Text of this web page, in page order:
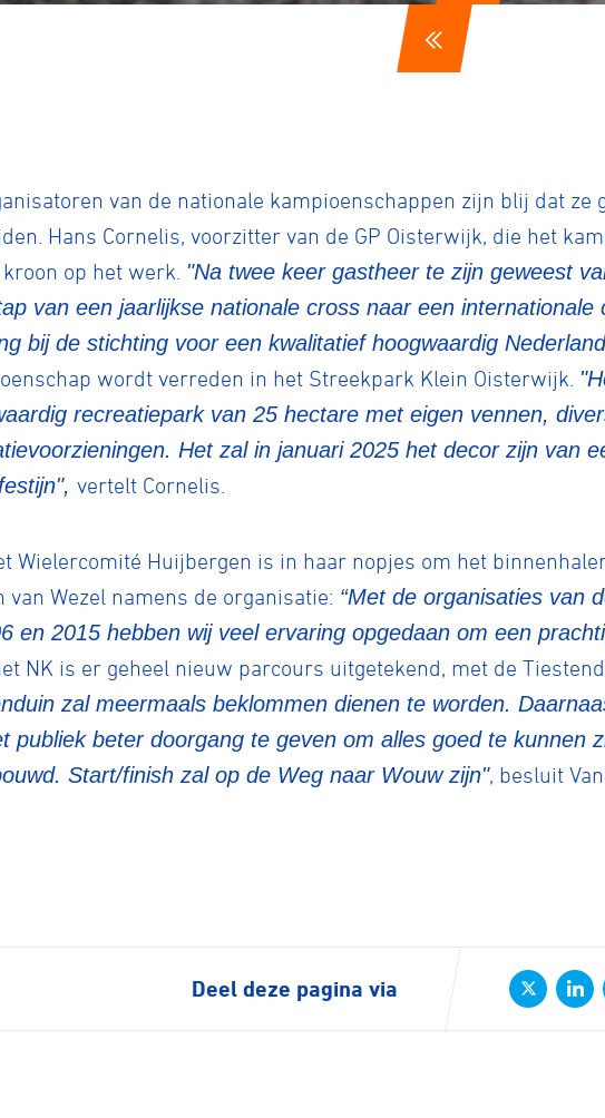
van de nationale kampioenschappen zijn blij dat ze
Hans Cornelis, voorzitter van de GP Oisterwijk, die het
op het werk. "Na twee keer gastheer te zijn geweest
van een jaarlijkse nationale cross naar een
bij de stichting voor een kwalitatief hoogwaardig
wordt verreden in het Streekpark Klein Oisterwijk.
recreatiepark van 25 hectare met eigen vennen,
Het zal in januari 2025 het decor zijn van
vertelt Cornelis.
Wielercomité Huijbergen is in haar nopjes om het
van Wezel namens de organisatie: “Met de organisaties van
en 2015 hebben wij veel ervaring opgedaan om een
NK is er geheel nieuw parcours uitgetekend, met de
zal meermaals beklommen dienen te worden.
publiek beter doorgang te geven om alles goed te kunnen
Start/finish zal op de Weg naar Wouw zijn", besluit Van
Deel deze pagina via
Wegwielrennen
BMX Race
Kunstwielrijden
Baanwielrennen
BMX freestyle